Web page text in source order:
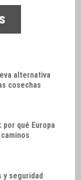
alternativa
cosechas
qué Europa
y seguridad